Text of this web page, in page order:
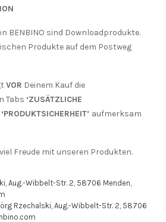
BENBINO sind Downloadprodukte.
Produkte auf dem Postweg
VOR Deinem Kauf die
Tabs ‘ZUSÄTZLICHE
‘PRODUKTSICHERHEIT’ aufmerksam
Freude mit unseren Produkten.
Aug.-Wibbelt-Str. 2, 58706 Menden,
Rzechalski, Aug.-Wibbelt-Str. 2, 58706